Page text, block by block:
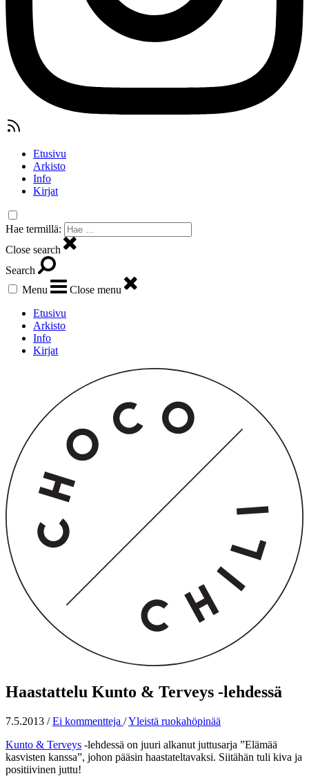
Etusivu
Arkisto
Info
Kirjat
Hae termillä:
Close search
Search
Menu
Close menu
Etusivu
Arkisto
Info
Kirjat
Haastattelu Kunto & Terveys -lehdessä
7.5.2013 / Ei kommentteja /Yleistä ruokahöpinää
Kunto & Terveys -lehdessä on juuri alkanut juttusarja ”Elämää
kasvisten kanssa”, johon pääsin haastateltavaksi. Siitähän tuli kiva ja
positiivinen juttu!